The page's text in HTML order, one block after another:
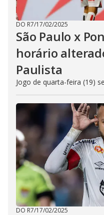
DO R7/17/02/2025
São Paulo x
horário
Paulista
Jogo de quarta-feira (19)
DO R7/17/02/2025